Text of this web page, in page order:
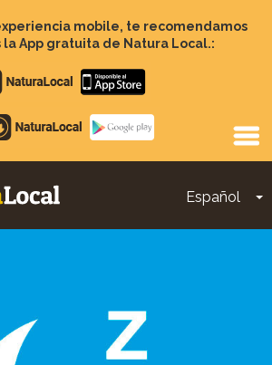
mobile, te recomendamos
App gratuita de Natura Local.:
Apple
store
Google
Play
Español
Main